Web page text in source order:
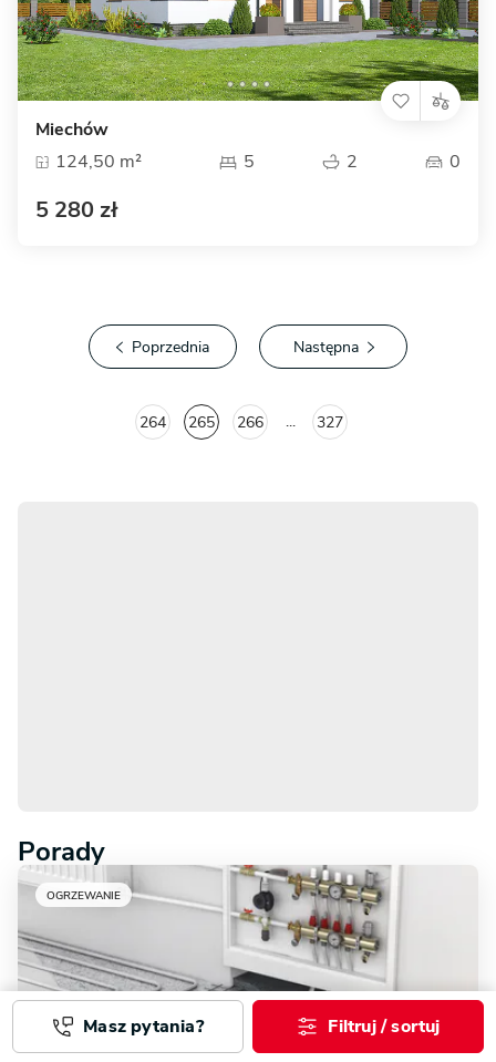
Miechów
124,50 m²
5 2 0
5 280 zł
Poprzednia Następna
264 265 266 ... 327
Masz pytania? Filtruj / sortuj
Porady
OGRZEWANIE